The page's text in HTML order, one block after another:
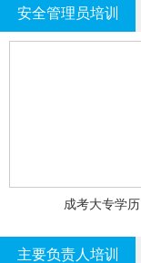
安全管理员培训
成考大专学历
主要负责人培训